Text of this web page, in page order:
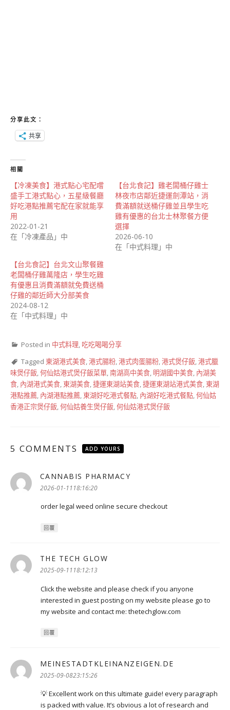
分享此文：
共享
相關
【冷凍美食】港式點心宅配嚐
盛手工港式點心，五星級餐廳
好吃港點推薦宅配在家就能享
用
2022-01-21
在「冷凍產品」中
【台北食記】雞老闆桶仔雞士
林夜市店鄰近捷運劍潭站，消
費滿額就送桶仔雞並且學生吃
雞有優惠的台北士林聚餐方便
選擇
2026-06-10
在「中式料理」中
【台北食記】台北文山聚餐雞
老闆桶仔雞萬隆店，學生吃雞
有優惠且消費滿額就免費送桶
仔雞的鄰近師大分部美食
2024-08-12
在「中式料理」中
Posted in 中式料理, 吃吃喝喝分享
Tagged 東湖港式美食,港式腸粉,港式肉蛋腸粉,港式煲仔飯,港式臘
味煲仔飯,何仙姑港式煲仔飯菜單,南湖高中美食, 明湖國中美食, 內湖美
食, 內湖港式美食, 東湖美食,捷運東湖站美食,捷運東湖站港式美食, 東湖
港點推薦, 內湖港點推薦, 東湖好吃港式餐點, 內湖好吃港式餐點,何仙姑
香港正宗煲仔飯,何仙姑養生煲仔飯,何仙姑港式煲仔飯
5 COMMENTS ADD YOURS
CANNABIS PHARMACY
2026-01-1118:16:20
order legal weed online secure checkout
回覆
THE TECH GLOW
2025-09-1118:12:13
Click the website and please check if you anyone
interested in guest posting on my website please go to
my website and contact me: thetechglow.com
回覆
MEINESTADTKLEINANZEIGEN.DE
2025-09-0823:15:26
💡 Excellent work on this ultimate guide! every paragraph
is packed with value. It’s obvious a lot of research and